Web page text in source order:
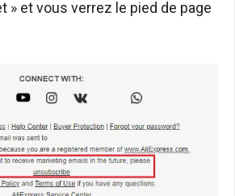
» et vous verrez le pied de page